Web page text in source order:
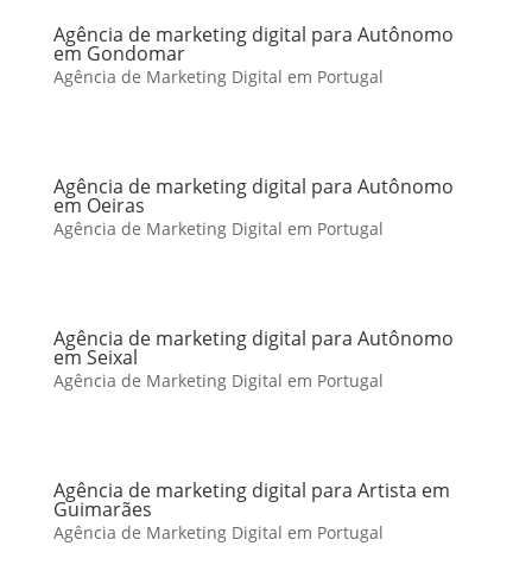
Agência de marketing digital para Autônomo
em Gondomar
Agência de Marketing Digital em Portugal
Agência de marketing digital para Autônomo
em Oeiras
Agência de Marketing Digital em Portugal
Agência de marketing digital para Autônomo
em Seixal
Agência de Marketing Digital em Portugal
Agência de marketing digital para Artista em
Guimarães
Agência de Marketing Digital em Portugal